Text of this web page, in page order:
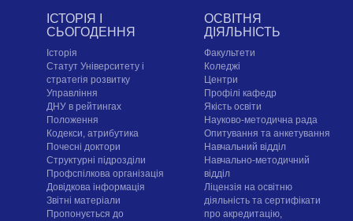
ІСТОРІЯ І
СЬОГОДЕННЯ
Історія
Статут Університету і
стратегія розвитку
Управління
ДНУ в рейтингах
Положення
Кодекси, атрибутика
Почесні доктори
Структурні підрозділи
Профспілкова організація
Довідкова інформація
Звітні матеріали
Пропонується до
ОСВІТНЯ
ДІЯЛЬНІСТЬ
Факультети
Коледжі
Центри
Профілі кафедр
Якість освіти
Науково-методична рада
Опитування та анкетування
Навчальний відділ
Навчально-методичний
відділ
Ліцензія на освітню
діяльність та сертифікати
про акредитацію,